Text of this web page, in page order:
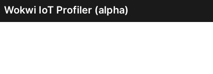
Wokwi IoT Profiler (alpha)